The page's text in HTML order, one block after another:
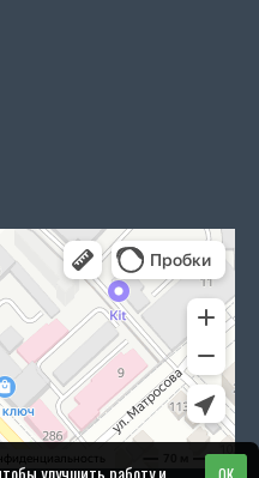
улучшить работу и